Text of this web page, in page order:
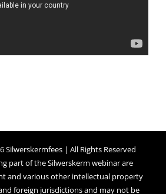
Silwerskermfees | All Rights Reserved
part of the Silwerskerm webinar are
and various other intellectual property
foreign jurisdictions and may not be